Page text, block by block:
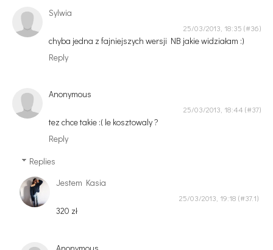
Sylwia
25/03/2013, 18:35
chyba jedna z fajniejszych wersji NB jakie widziałam :)
Reply
Anonymous
25/03/2013, 18:44
tez chce takie :( le kosztowaly ?
Reply
Replies
Jestem Kasia
25/03/2013, 19:18
320 zł
Anonymous